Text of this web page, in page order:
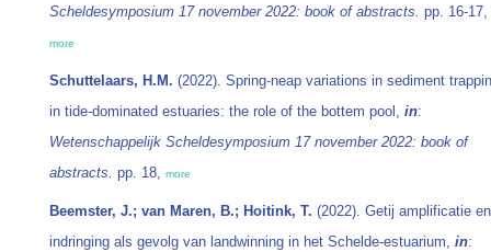
Scheldesymposium 17 november 2022: book of abstracts. pp. 16-17,
more
Schuttelaars, H.M. (2022). Spring-neap variations in sediment
in tide-dominated estuaries: the role of the bottem pool, in:
Wetenschappelijk Scheldesymposium 17 november 2022: book of
abstracts. pp. 18, more
Beemster, J.; van Maren, B.; Hoitink, T. (2022). Getij amplificatie en
indringing als gevolg van landwinning in het Schelde-estuarium, in: